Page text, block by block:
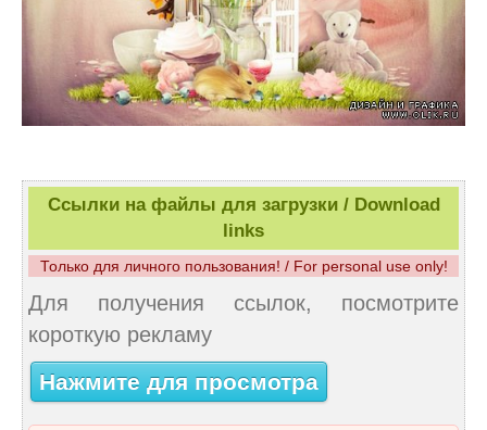
Ссылки на файлы для загрузки / Download
links
Только для личного пользования! / For personal use only!
Для получения ссылок, посмотрите
короткую рекламу
Нажмите для просмотра